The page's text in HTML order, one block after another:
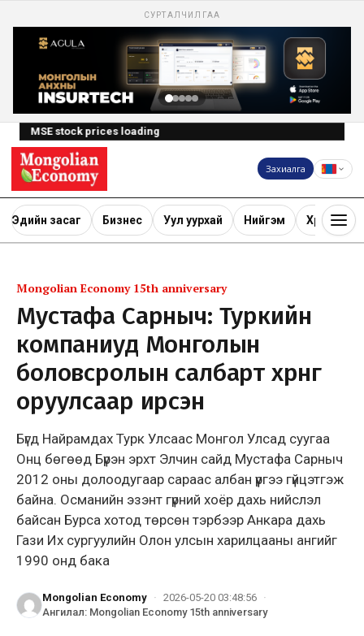
СУРТАЛЧИЛГАА
MSE stock prices loading
Захиалга
Эдийн засаг Бизнес Уул уурхай Нийгэм Хөрөнгө
Mongolian Economy 15th anniversary
Мустафа Сарныч: Туркийн
компаниуд Монголын
боловсролын салбарт хөрөнгө
оруулсаар ирсэн
Бүгд Найрамдах Турк Улсаас Монгол Улсад суугаа
Онц бөгөөд Бүрэн эрхт Элчин сайд Мустафа Сарныч
2012 оны долоодугаар сараас албан үүргээ гүйцэтгэж
байна. Османийн эзэнт гүрний хоёр дахь нийслэл
байсан Бурса хотод төрсөн тэрбээр Анкара дахь
Гази Их сургуулийн Олон улсын харилцааны ангийг
1990 онд бака
Mongolian Economy · 2026-05-20 03:48:56 ·
Ангилал: Mongolian Economy 15th anniversary